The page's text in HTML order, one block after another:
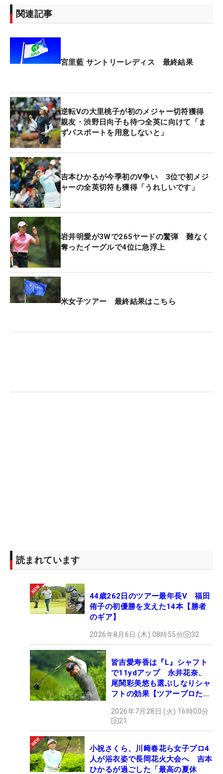
ードに変えたことと、オフに自分の体の調子とも向
き合ってスイングをもう一度見直したことで、今年
とが実を結びさらなる自信になったと思う。昨年、
苦しんだけれど諦めなくて良かったと思います」
クラブ契約フリーの大里は、PINGのウッド＆ウェッ
ジがベースで、アイアンはミズノ製を愛用。その
PINGのドライバーを『G430 LST』に、契約するブ
リヂストンのボールを『TOUR B XS』➡『同X』に4
月に替えたことで、それまで落ち込んでいた飛距離
が出るようになったと言う。
「（ドライバーは）今年に入ってフジサンケイから
チェンジしました。『いいショットを打ってるけど
あまり前に出ていないよね』とキャディさんと話を
していて、他のメーカーを試したんですけど、やっ
ぱり顔がPINGのほうがいいかなと。1回使ったら距
離も出たので、同じタイミングでボールもチェンジ
して。それで飛距離もアップしたかなと思います。
「（今週活躍したクラブは）54 度ですかね。最後の
はスリクソンの7勝（武田麗央3／岩井千怜2／岩井
明愛／小祝さくら）で、タイトリストが５勝（鈴木
愛２／臼井麗香／天本ハルカ／リ・ヒョソン）、テ
ーラーメイドが１勝（新垣比菜）となっている。
1W：ピンG430 LST（9°ディアマナWS 60S）
3,5W：ピンG425MAX（14.5,17.5°ディアマナWS
60S）
4,5,6U：ピンG410（22,26,30°N.S.PRO 850GH neo
7I～PW：ミズノMizuno Pro 243（N.S.PRO 950GH
50°：ピンs159（N.S.PRO 950GH neo）
54°：ピンGLIDE4.0（N.S.PRO 950GH neo）
58°：ピンGLIDE4.0（ダイナミックゴールドS200）
関連記事
宮里藍 サントリーレディス 最終結果
逆転Vの大里桃子が初のメジャー切符獲得
親友・渋野日向子も待つ全英に向けて「ま
ずパスポートを用意しないと」
吉本ひかるが今季初のV争い 3位で初メジ
ャーの全英切符も獲得「うれしいです」
岩井明愛が3Wで265ヤードの驚弾 難なく
奪ったイーグルで4位に急浮上
米女子ツアー 最終結果はこちら
読まれています
44歳262日のツアー最年長V 福田
侑子の初優勝を支えた14本【勝者
のギア】
2026年8月6日 (木) 08時55分 32
皆吉愛寿香は『L』シャフト
で11ydアップ 永井花奈、
尾関彩美悠も選ぶしなりシャ
フトの効果【ツアープロたち
2026年7月28日 (火) 16時00分
21
小祝さくら、川﨑春花ら女子プロ4
人が浴衣姿で長岡花火大会へ 吉本
ひかるが過ごした「最高の夏休